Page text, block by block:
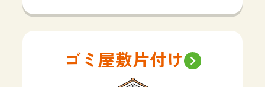
ゴミ屋敷片付け